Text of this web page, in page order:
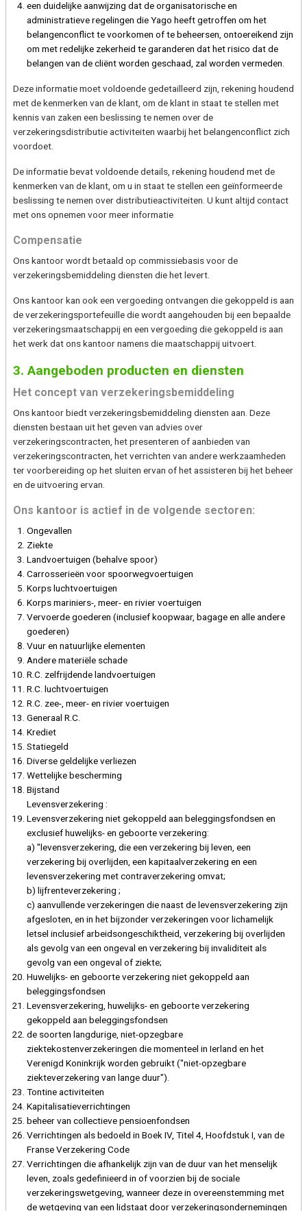
een duidelijke aanwijzing dat de organisatorische en
administratieve regelingen die Yago heeft getroffen om het
belangenconflict te voorkomen of te beheersen, ontoereikend zijn
om met redelijke zekerheid te garanderen dat het risico dat de
belangen van de cliënt worden geschaad, zal worden vermeden.
Deze informatie moet voldoende gedetailleerd zijn, rekening houdend
met de kenmerken van de klant, om de klant in staat te stellen met
kennis van zaken een beslissing te nemen over de
verzekeringsdistributie activiteiten waarbij het belangenconflict zich
voordoet.
De informatie bevat voldoende details, rekening houdend met de
kenmerken van de klant, om u in staat te stellen een geïnformeerde
beslissing te nemen over distributieactiviteiten. U kunt altijd contact
met ons opnemen voor meer informatie
Compensatie
Ons kantoor wordt betaald op commissiebasis voor de
verzekeringsbemiddeling diensten die het levert.
Ons kantoor kan ook een vergoeding ontvangen die gekoppeld is aan
de verzekeringsportefeuille die wordt aangehouden bij een bepaalde
verzekeringsmaatschappij en een vergoeding die gekoppeld is aan
het werk dat ons kantoor namens die maatschappij uitvoert.
3. Aangeboden producten en diensten
Het concept van verzekeringsbemiddeling
Ons kantoor biedt verzekeringsbemiddeling diensten aan. Deze
diensten bestaan uit het geven van advies over
verzekeringscontracten, het presenteren of aanbieden van
verzekeringscontracten, het verrichten van andere werkzaamheden
ter voorbereiding op het sluiten ervan of het assisteren bij het beheer
en de uitvoering ervan.
Ons kantoor is actief in de volgende sectoren:
Ongevallen
Ziekte
Landvoertuigen (behalve spoor)
Carrosserieën voor spoorwegvoertuigen
Korps luchtvoertuigen
Korps mariniers-, meer- en rivier voertuigen
Vervoerde goederen (inclusief koopwaar, bagage en alle andere
goederen)
Vuur en natuurlijke elementen
Andere materiële schade
R.C. zelfrijdende landvoertuigen
R.C. luchtvoertuigen
R.C. zee-, meer- en rivier voertuigen
Generaal R.C.
Krediet
Statiegeld
Diverse geldelijke verliezen
Wettelijke bescherming
Bijstand
Levensverzekering :
Levensverzekering niet gekoppeld aan beleggingsfondsen en
exclusief huwelijks- en geboorte verzekering:
a) "levensverzekering, die een verzekering bij leven, een
verzekering bij overlijden, een kapitaalverzekering en een
levensverzekering met contraverzekering omvat;
b) lijfrenteverzekering ;
c) aanvullende verzekeringen die naast de levensverzekering zijn
afgesloten, en in het bijzonder verzekeringen voor lichamelijk
letsel inclusief arbeidsongeschiktheid, verzekering bij overlijden
als gevolg van een ongeval en verzekering bij invaliditeit als
gevolg van een ongeval of ziekte;
Huwelijks- en geboorte verzekering niet gekoppeld aan
beleggingsfondsen
Levensverzekering, huwelijks- en geboorte verzekering
gekoppeld aan beleggingsfondsen
de soorten langdurige, niet-opzegbare
ziektekostenverzekeringen die momenteel in Ierland en het
Verenigd Koninkrijk worden gebruikt ("niet-opzegbare
ziekteverzekering van lange duur").
Tontine activiteiten
Kapitalisatieverrichtingen
beheer van collectieve pensioenfondsen
Verrichtingen als bedoeld in Boek IV, Titel 4, Hoofdstuk I, van de
Franse Verzekering Code
Verrichtingen die afhankelijk zijn van de duur van het menselijk
leven, zoals gedefinieerd in of voorzien bij de sociale
verzekeringswetgeving, wanneer deze in overeenstemming met
de wetgeving van een lidstaat door verzekeringsondernemingen